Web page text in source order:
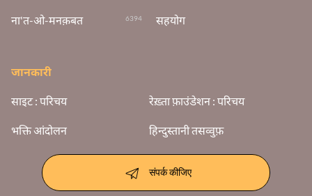
ना'त-ओ-मनक़बत 6394 सहयोग
जानकारी
साइट : परिचय रेख़्ता फ़ाउंडेशन : परिचय
भक्ति आंदोलन हिन्दुस्तानी तसव्वुफ़
संपर्क कीजिए